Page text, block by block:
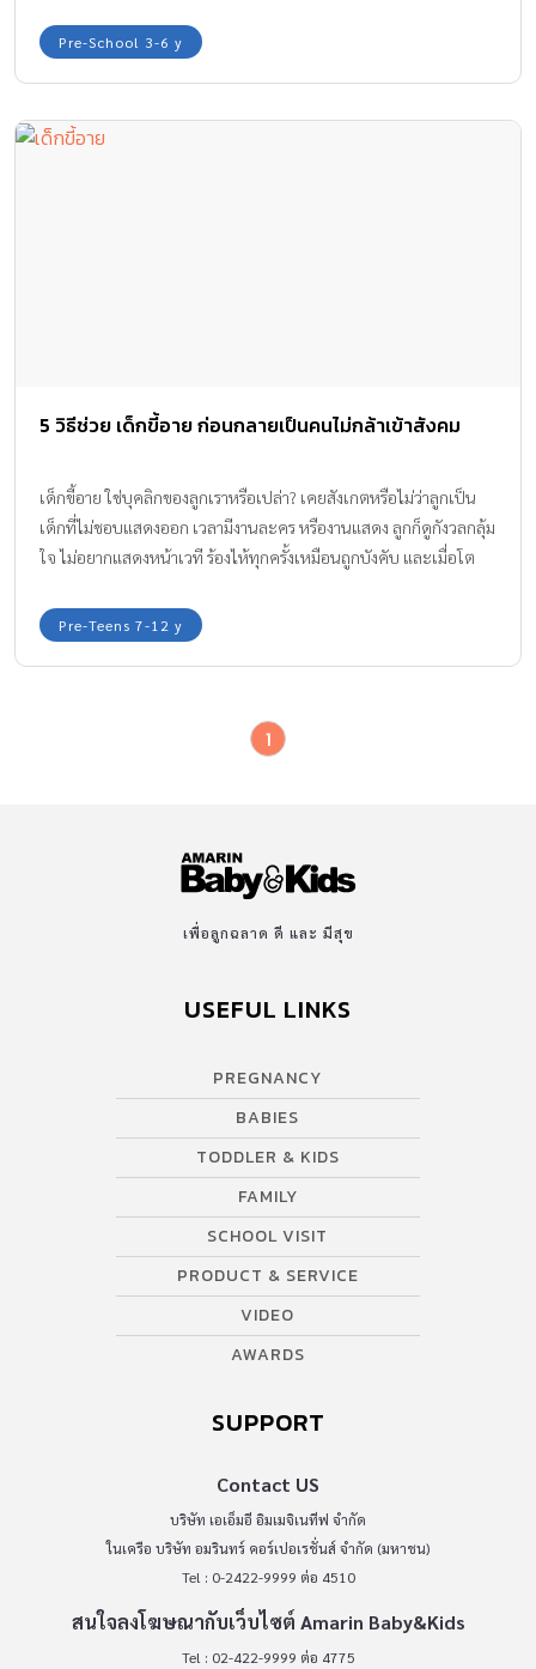
Pre-School 3-6 y
5 วิธีช่วย เด็กขี้อาย ก่อนกลายเป็นคนไม่กล้าเข้าสังคม
เด็กขี้อาย ใช่บุคลิกของลูกเราหรือเปล่า? เคยสังเกตหรือไม่ว่าลูกเป็น
เด็กที่ไม่ชอบแสดงออก เวลามีงานละคร หรืองานแสดง ลูกก็ดูกังวลกลุ้ม
ใจ ไม่อยากแสดงหน้าเวที ร้องไห้ทุกครั้งเหมือนถูกบังคับ และเมื่อโต
Pre-Teens 7-12 y
1
เพื่อลูกฉลาด ดี และ มีสุข
USEFUL LINKS
PREGNANCY
BABIES
TODDLER & KIDS
FAMILY
SCHOOL VISIT
PRODUCT & SERVICE
VIDEO
AWARDS
SUPPORT
Contact US
บริษัท เอเอ็มอี อิมเมจิเนทีฟ จำกัด
ในเครือ บริษัท อมรินทร์ คอร์เปอเรชั่นส์ จำกัด (มหาชน)
Tel : 0-2422-9999 ต่อ 4510
สนใจลงโฆษณากับเว็บไซต์ Amarin Baby&Kids
Tel : 02-422-9999 ต่อ 4775